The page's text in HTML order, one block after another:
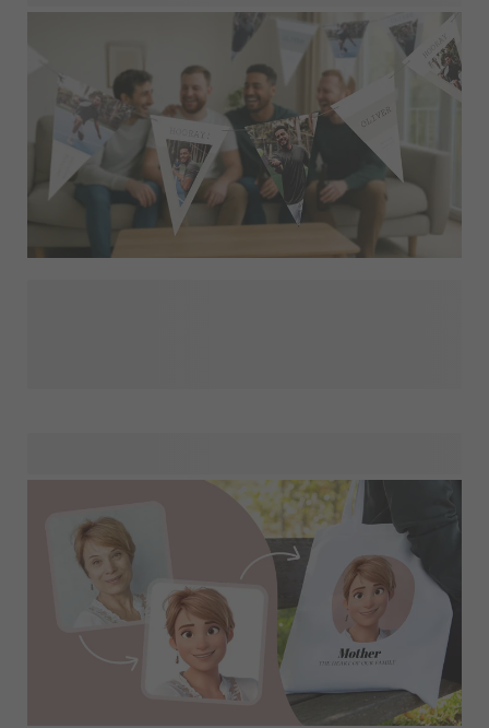
personliga föremål för din kollega och se till att de lämnar
med oförglömliga minnen och många fina souvenirer.